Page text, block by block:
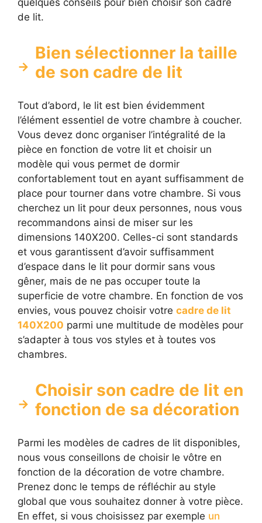
quelques conseils pour bien choisir son cadre
de lit.
Bien sélectionner la taille
de son cadre de lit
Tout d’abord, le lit est bien évidemment
l’élément essentiel de votre chambre à coucher.
Vous devez donc organiser l’intégralité de la
pièce en fonction de votre lit et choisir un
modèle qui vous permet de dormir
confortablement tout en ayant suffisamment de
place pour tourner dans votre chambre. Si vous
cherchez un lit pour deux personnes, nous vous
recommandons ainsi de miser sur les
dimensions 140X200. Celles-ci sont standards
et vous garantissent d’avoir suffisamment
d’espace dans le lit pour dormir sans vous
gêner, mais de ne pas occuper toute la
superficie de votre chambre. En fonction de vos
envies, vous pouvez choisir votre cadre de lit
140X200 parmi une multitude de modèles pour
s’adapter à tous vos styles et à toutes vos
chambres.
Choisir son cadre de lit en
fonction de sa décoration
Parmi les modèles de cadres de lit disponibles,
nous vous conseillons de choisir le vôtre en
fonction de la décoration de votre chambre.
Prenez donc le temps de réfléchir au style
global que vous souhaitez donner à votre pièce.
En effet, si vous choisissez par exemple un